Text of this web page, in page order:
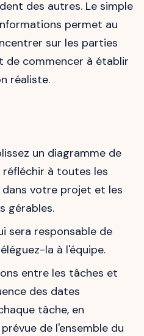
des autres. Le simple
permet au
sur les parties
de commencer à établir
réaliste.
un diagramme de
à toutes les
votre projet et les
gérables.
sera responsable de
la à l'équipe.
entre les tâches et
des dates
tâche, en
de l'ensemble du